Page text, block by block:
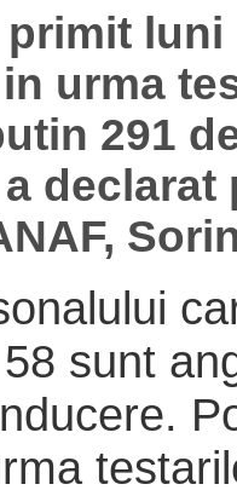
urma
291
declarat
sunt